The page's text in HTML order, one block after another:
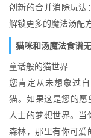
创新的合并消除玩法
解锁更多的魔法汤配
猫咪和汤魔法食谱
童话般的猫世界
您肯定从未想象过
猫。如果这是您的
人士的梦想世界。
森林，那里有你可爱